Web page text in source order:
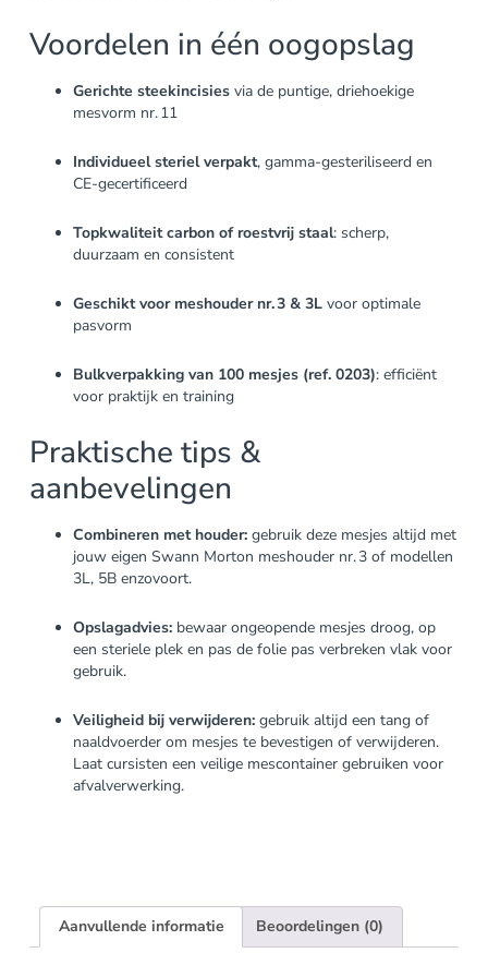
Voordelen in één oogopslag
Gerichte steekincisiesvia de puntige, driehoekige
mesvorm nr. 11
Individueel steriel verpakt, gamma-gesteriliseerd en
CE-gecertificeerd
Topkwaliteit carbon of roestvrij staal: scherp,
duurzaam en consistent
Geschikt voor meshouder nr. 3 & 3Lvoor optimale
pasvorm
Bulkverpakking van 100 mesjes (ref. 0203): efficiënt
voor praktijk en training
Praktische tips &
aanbevelingen
Combineren met houder:gebruik deze mesjes altijd met
jouw eigen Swann Morton meshouder nr. 3 of modellen
3L, 5B enzovoort.
Opslagadvies:bewaar ongeopende mesjes droog, op
een steriele plek en pas de folie pas verbreken vlak voor
gebruik.
Veiligheid bij verwijderen:gebruik altijd een tang of
naaldvoerder om mesjes te bevestigen of verwijderen.
Laat cursisten een veilige mescontainer gebruiken voor
afvalverwerking.
Aanvullende informatie Beoordelingen (0)